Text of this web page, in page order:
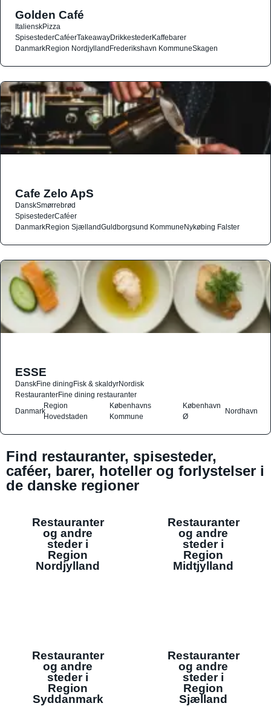
Golden Café
ItalienskPizza
SpisestederCaféerTakeawayDrikkestederKaffebarer
DanmarkRegion NordjyllandFrederikshavn KommuneSkagen
Cafe Zelo ApS
DanskSmørrebrød
SpisestederCaféer
DanmarkRegion SjællandGuldborgsund KommuneNykøbing Falster
ESSE
DanskFine diningFisk & skaldyrNordisk
RestauranterFine dining restauranter
Danmark
Region
Hovedstaden
Københavns
Kommune
København
Ø
Nordhavn
Find restauranter, spisesteder,
caféer, barer, hoteller og forlystelser i
de danske regioner
Restauranter
og andre
steder i
Region
Nordjylland
Restauranter
og andre
steder i
Region
Midtjylland
Restauranter
og andre
steder i
Region
Syddanmark
Restauranter
og andre
steder i
Region
Sjælland